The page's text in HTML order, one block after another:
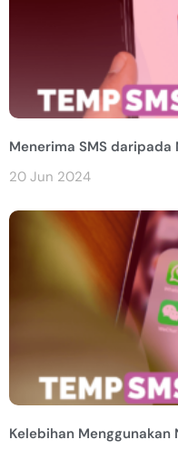
Menerima SMS
20 Jun 2024
Kelebihan